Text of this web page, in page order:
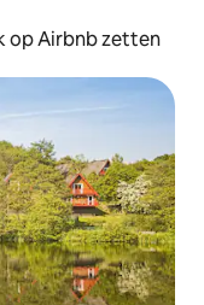
op Airbnb zetten